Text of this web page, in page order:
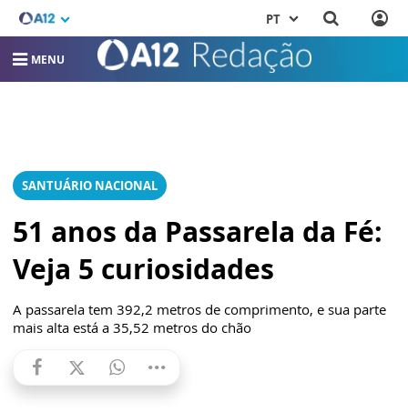
PT
MENU
SANTUÁRIO NACIONAL
51 anos da Passarela da Fé:
Veja 5 curiosidades
A passarela tem 392,2 metros de comprimento, e sua parte
mais alta está a 35,52 metros do chão